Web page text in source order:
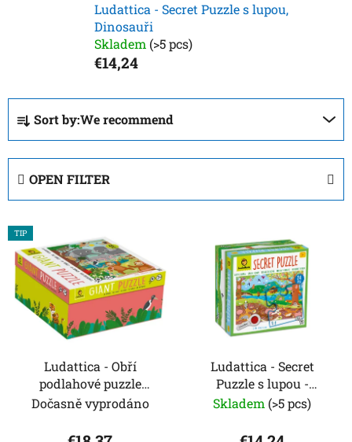
Ludattica - Secret Puzzle s lupou,
Dinosauři
Skladem (>5 pcs)
€14,24
P
o
d
u
t
s
o
r
Sort by:We recommend
OPEN FILTER
L
i
s
o
TIP
Ludattica - Obří
podlahové puzzle
Veselá džungle - Giant
Dočasně vyprodáno
Ludattica - Secret
Puzzle s lupou -
Vzhůru nohama
Skladem (>5 pcs)